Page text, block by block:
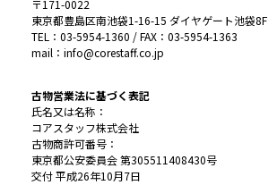
〒171-0022
東京都豊島区南池袋1-16-15 ダイヤゲート池袋8F
TEL：03-5954-1360 / FAX：03-5954-1363
mail：info@corestaff.co.jp
古物営業法に基づく表記
氏名又は名称：
コアスタッフ株式会社
古物商許可番号：
東京都公安委員会 第305511408430号
交付 平成26年10月7日